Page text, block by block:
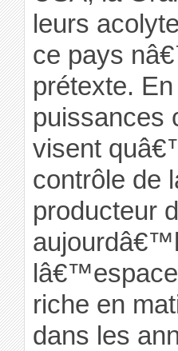
leurs
ce pays
prétexte.
puissances
visent
contrôle de
producteur
riche en
dans les